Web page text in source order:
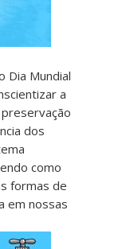
Dia Mundial
a
dos
como
formas de
em nossas